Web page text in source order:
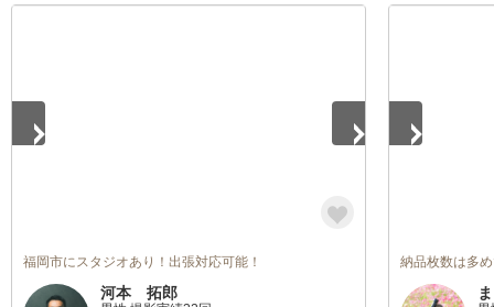
福岡市にスタジオあり！出張対応可能！
河本 拓郎
納品枚数は多